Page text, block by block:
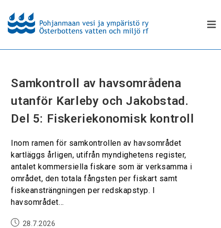
Samkontroll av havsområdena
utanför Karleby och Jakobstad.
Del 5: Fiskeriekonomisk kontroll
Inom ramen för samkontrollen av havsområdet
kartläggs årligen, utifrån myndighetens register,
antalet kommersiella fiskare som är verksamma i
området, den totala fångsten per fiskart samt
fiskeansträngningen per redskapstyp. I
havsområdet…
28.7.2026